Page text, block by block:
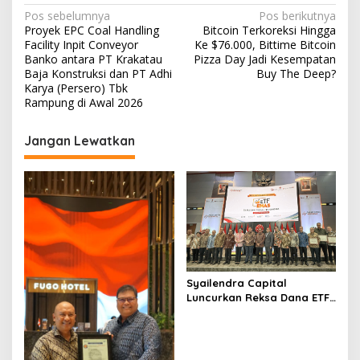
N
a
v
i
g
a
s
i
p
s
Pos sebelumnya
Proyek EPC Coal Handling
Facility Inpit Conveyor
Banko antara PT Krakatau
Baja Konstruksi dan PT Adhi
Karya (Persero) Tbk
Rampung di Awal 2026
Pos berikutnya
Bitcoin Terkoreksi Hingga
Ke $76.000, Bittime Bitcoin
Pizza Day Jadi Kesempatan
Buy The Deep?
Jangan Lewatkan
Syailendra Capital
Luncurkan Reksa Dana ETF